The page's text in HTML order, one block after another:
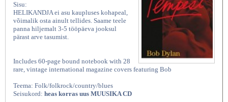
Sisu:
HELIKANDJA ei asu kaupluses kohapeal,
võimalik osta ainult tellides. Saame teele
panna hiljemalt 3-5 tööpäeva jooksul
pärast arve tasumist.
Includes 60-page bound notebook with 28
rare, vintage international magazine covers featuring Bob
Teema: Folk/folkrock/country/blues
Seisukord: heas korras uus MUUSIKA CD